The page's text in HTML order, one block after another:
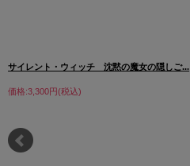
サイレント・ウィッチ 沈黙の魔女の隠しご...
価格:3,300円(税込)